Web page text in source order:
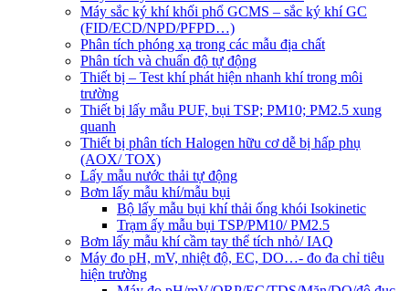
Máy sắc ký khí khối phổ GCMS – sắc ký khí GC
(FID/ECD/NPD/PFPD…)
Phân tích phóng xạ trong các mẫu địa chất
Phân tích và chuẩn độ tự động
Thiết bị – Test khí phát hiện nhanh khí trong môi
trường
Thiết bị lấy mẫu PUF, bụi TSP; PM10; PM2.5 xung
quanh
Thiết bị phân tích Halogen hữu cơ dễ bị hấp phụ
(AOX/ TOX)
Lấy mẫu nước thải tự động
Bơm lấy mẫu khí/mẫu bụi
Bộ lấy mẫu bụi khí thải ống khói Isokinetic
Trạm ấy mẫu bụi TSP/PM10/ PM2.5
Bơm lấy mẫu khí cầm tay thể tích nhỏ/ IAQ
Máy đo pH, mV, nhiệt độ, EC, DO…- đo đa chỉ tiêu
hiện trường